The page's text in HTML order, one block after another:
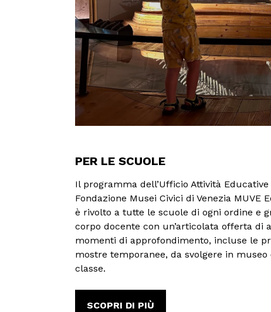
PER LE SCUOLE
Il programma dell’Ufficio Attività
Fondazione Musei Civici di Venezia MUVE
è rivolto a tutte le scuole di ogni ordine e
corpo docente con un’articolata offerta di
momenti di approfondimento, incluse le
mostre temporanee, da svolgere in museo
classe.
SCOPRI DI PIÙ